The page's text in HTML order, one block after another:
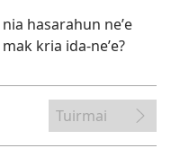
hasarahun neʼe
kria ida-neʼe?
Tuirmai